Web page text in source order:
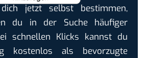
jetzt selbst bestimmen,
du in der Suche häufiger
schnellen Klicks kannst du
kostenlos als bevorzugte